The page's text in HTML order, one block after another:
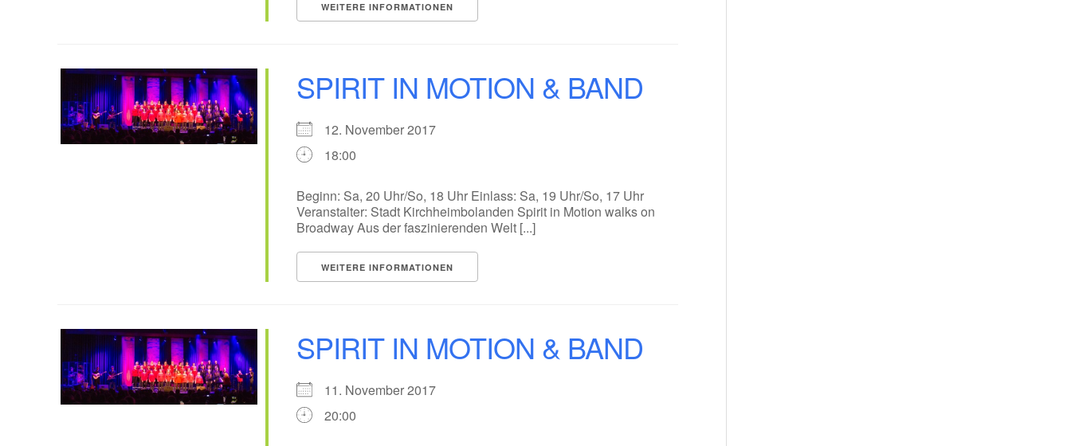
WEITERE INFORMATIONEN
SPIRIT IN MOTION & BAND
12. November 2017
18:00
Beginn: Sa, 20 Uhr/So, 18 Uhr Einlass: Sa, 19 Uhr/So, 17 Uhr
Veranstalter: Stadt Kirchheimbolanden Spirit in Motion walks on
Broadway Aus der faszinierenden Welt [...]
WEITERE INFORMATIONEN
SPIRIT IN MOTION & BAND
11. November 2017
20:00